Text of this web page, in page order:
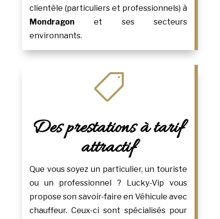
clientèle (particuliers et professionnels) à
Mondragon et ses secteurs
environnants.

Des prestations à tarif
attractif
Que vous soyez un particulier, un touriste
ou un professionnel ? Lucky-Vip vous
propose son savoir-faire en Véhicule avec
chauffeur. Ceux-ci sont spécialisés pour